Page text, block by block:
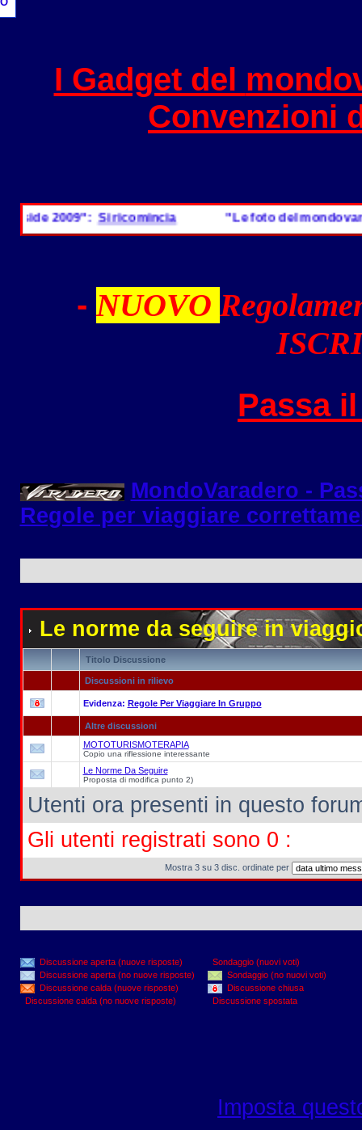
I Gadget del
Convenzioni
2009":Si ricomincia "Le foto del
- NUOVO
Passa
MondoVaradero -
Regole per viaggiare
Le norme da seguire in
Titolo Discussione
Discussioni in rilievo
Evidenza: Regole Per Viaggiare In Gruppo
Altre discussioni
MOTOTURISMOTERAPIA
Copio una riflessione interessante
Le Norme Da Seguire
Proposta di modifica punto 2)
Utenti ora presenti in questo
Gli utenti registrati sono 0 :
Mostra 3 su 3 disc. ordinate per
Discussione aperta (nuove risposte)
Discussione aperta (no nuove risposte)
Discussione calda (nuove risposte)
Discussione calda (no nuove risposte)
Sondaggio (nuovi voti)
Sondaggio (no nuovi voti)
Discussione chiusa
Discussione spostata
Imposta